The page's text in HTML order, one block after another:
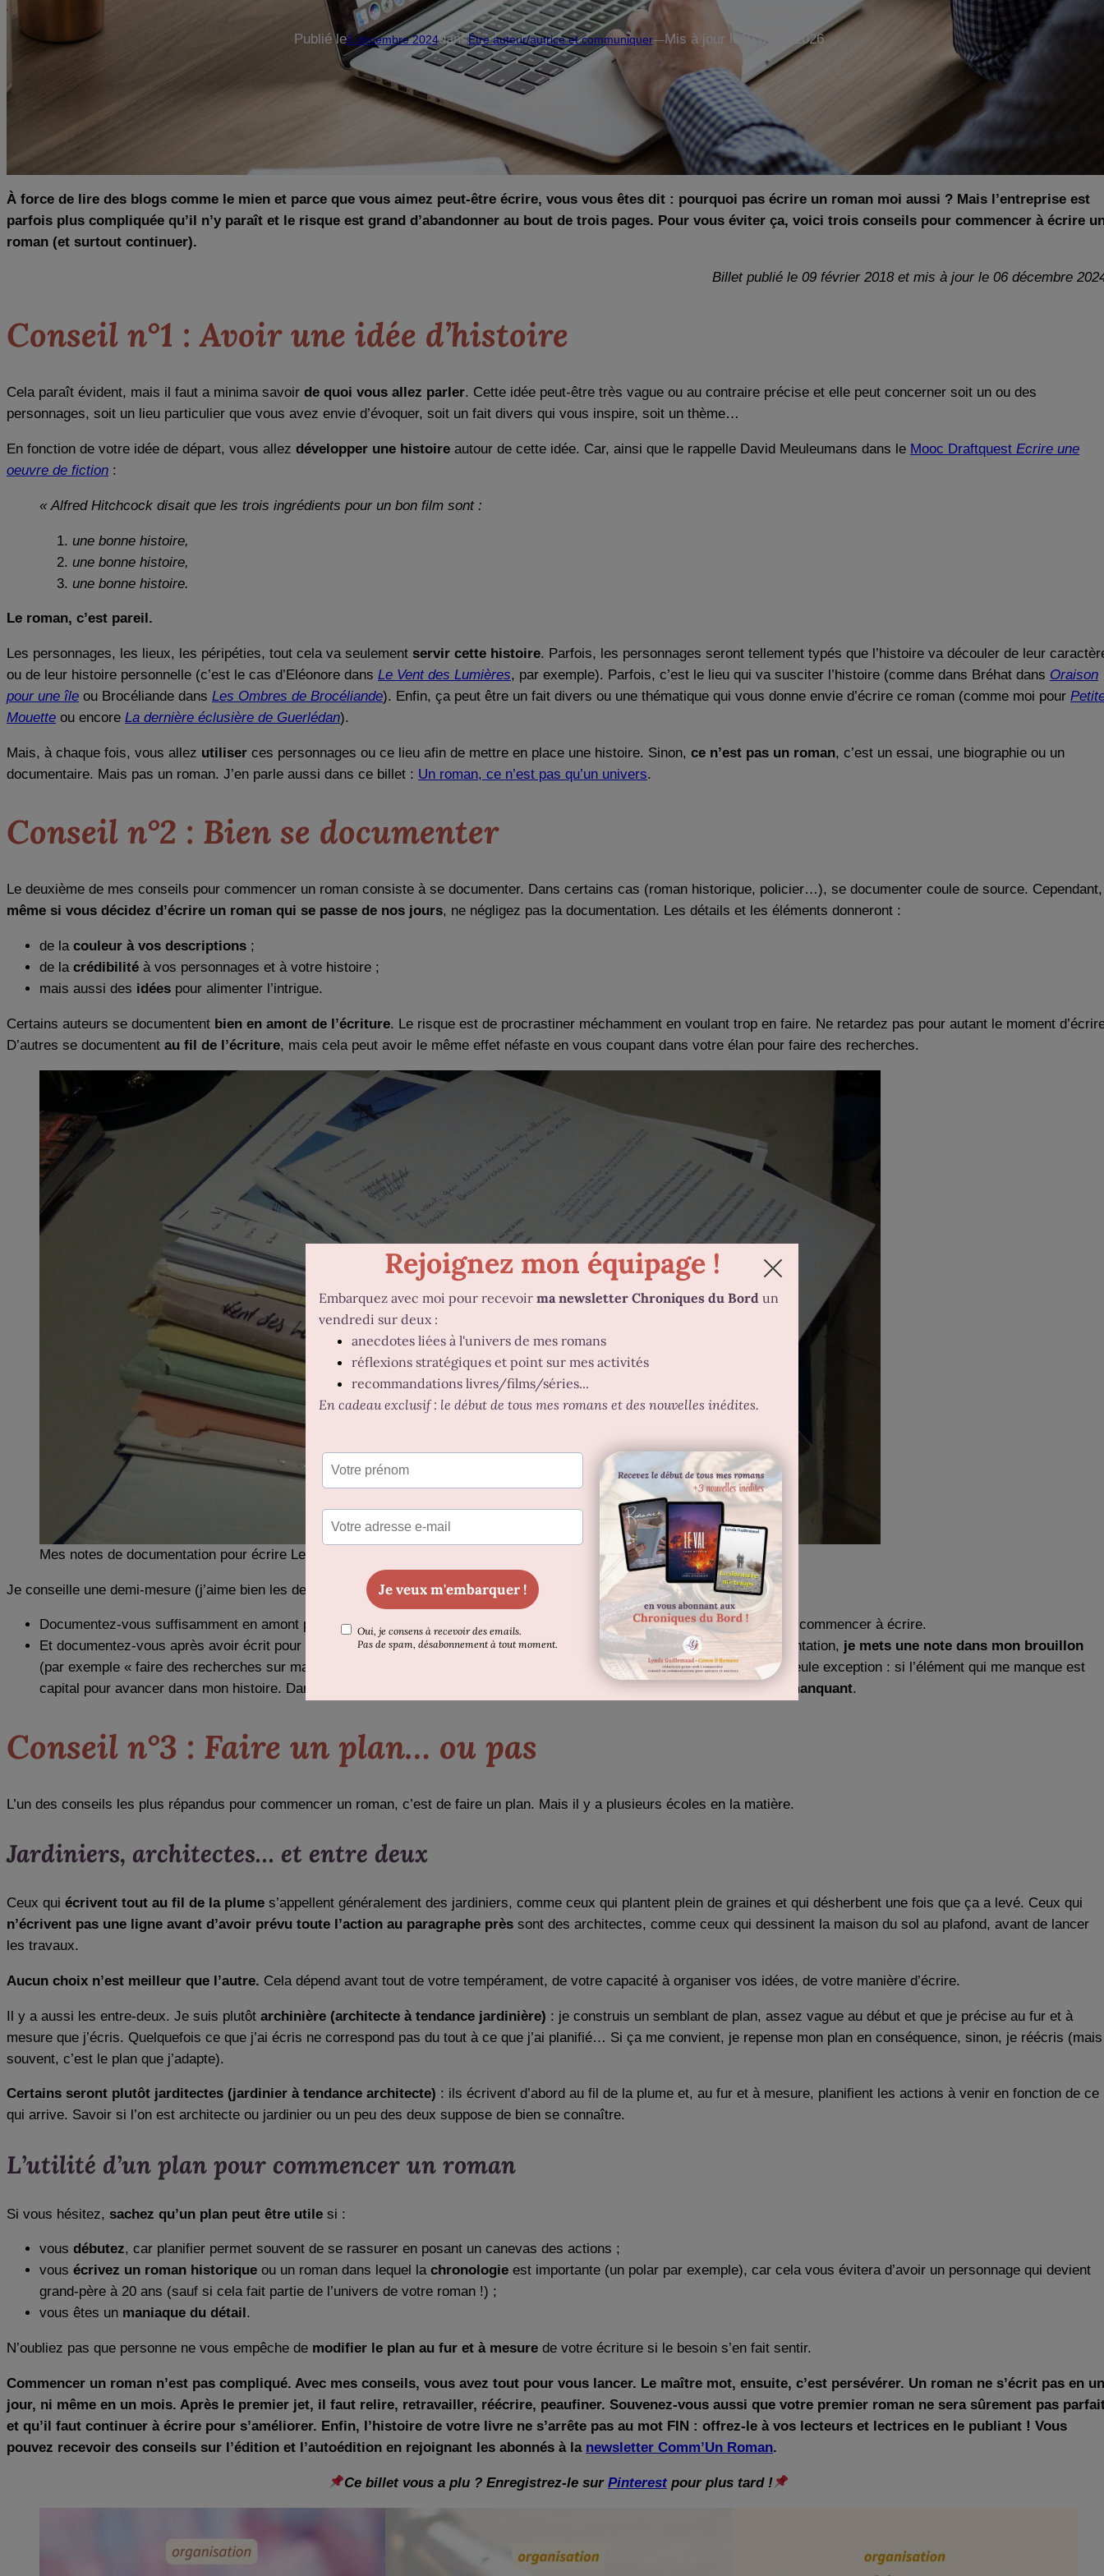
Publié le6 décembre 2024dansÊtre auteur/autrice et communiquer—Mis à jour le10 mars 2026
À force de lire des blogs comme le mien et parce que vous aimez peut-être écrire, vous vous êtes dit : pourquoi pas écrire un roman moi aussi ? Mais l’entreprise est
parfois plus compliquée qu’il n’y paraît et le risque est grand d’abandonner au bout de trois pages. Pour vous éviter ça, voici trois conseils pour commencer à écrire
roman (et surtout continuer).
Billet publié le 09 février 2018 et mis à jour le 06 décembre
Conseil n°1 : Avoir une idée d’histoire
Cela paraît évident, mais il faut a minima savoir de quoi vous allez parler. Cette idée peut-être très vague ou au contraire précise et elle peut concerner soit un ou des
personnages, soit un lieu particulier que vous avez envie d’évoquer, soit un fait divers qui vous inspire, soit un thème…
En fonction de votre idée de départ, vous allez développer une histoire autour de cette idée. Car, ainsi que le rappelle David Meuleumans dans le Mooc Draftquest Ecrire une
oeuvre de fiction :
« Alfred Hitchcock disait que les trois ingrédients pour un bon film sont :
une bonne histoire,
une bonne histoire,
une bonne histoire.
Le roman, c’est pareil.
Les personnages, les lieux, les péripéties, tout cela va seulement servir cette histoire. Parfois, les personnages seront tellement typés que l’histoire va découler de leur
ou de leur histoire personnelle (c’est le cas d’Eléonore dans Le Vent des Lumières, par exemple). Parfois, c’est le lieu qui va susciter l’histoire (comme dans Bréhat dans Oraison
pour une île ou Brocéliande dans Les Ombres de Brocéliande). Enfin, ça peut être un fait divers ou une thématique qui vous donne envie d’écrire ce roman (comme moi pour
Mouette ou encore La dernière éclusière de Guerlédan).
Mais, à chaque fois, vous allez utiliser ces personnages ou ce lieu afin de mettre en place une histoire. Sinon, ce n’est pas un roman, c’est un essai, une biographie ou un
documentaire. Mais pas un roman. J’en parle aussi dans ce billet : Un roman, ce n’est pas qu’un univers.
Conseil n°2 : Bien se documenter
Le deuxième de mes conseils pour commencer un roman consiste à se documenter. Dans certains cas (roman historique, policier…), se documenter coule de source. Cependant,
même si vous décidez d’écrire un roman qui se passe de nos jours, ne négligez pas la documentation. Les détails et les éléments donneront :
de lacouleur à vos descriptions ;
de la crédibilité à vos personnages et à votre histoire ;
mais aussi des idées pour alimenter l’intrigue.
Certains auteurs se documentent bien en amont de l’écriture. Le risque est de procrastiner méchamment en voulant trop en faire. Ne retardez pas pour autant le moment
D’autres se documentent au fil de l’écriture, mais cela peut avoir le même effet néfaste en vous coupant dans votre élan pour faire des recherches.
Mes notes de documentation pour écrire Le Vent des Lumières (à l’époque, Internet n’existait pas !).
Je conseille une demi-mesure (j’aime bien les demi-mesures !).
Documentez-vous suffisamment en amont pour savoir de quoi vous allez parler
sans faire des contresens monstrueux et commencer à écrire.
Et documentez-vous après avoir écrit pour rectifier certains points. En cours d’écriture, lorsque j’ai un trou dans la documentation, je mets une note dans mon brouillon
(par exemple « faire des recherches sur machin bidule », « vérifier telle date »). Je continue à écrire et j’y reviens après. Seule exception : si l’élément qui me manque est
capital pour avancer dans mon histoire. Dans ce cas, je fais une pause dans l’écriture et
je recherche le renseignement manquant.
Conseil n°3 : Faire un plan… ou pas
L’un des conseils les plus répandus pour commencer un roman, c’est de faire un plan. Mais il y a plusieurs écoles en la matière.
Jardiniers, architectes… et entre deux
Ceux qui écrivent tout au fil de la plume s’appellent généralement des jardiniers, comme ceux qui plantent plein de graines et qui désherbent une fois que ça a levé. Ceux qui
n’écrivent pas une ligne avant d’avoir prévu toute l’action au paragraphe près sont des architectes, comme ceux qui dessinent la maison du sol au plafond, avant de lancer
les travaux.
Aucun choix n’est meilleur que l’autre. Cela dépend avant tout de votre tempérament, de votre capacité à organiser vos idées, de votre manière d’écrire.
Il y a aussi les entre-deux. Je suis plutôt archinière (architecte à tendance jardinière) : je construis un semblant de plan, assez vague au début et que je précise au fur et à
mesure que j’écris. Quelquefois ce que j’ai écris ne correspond pas du tout à ce que j’ai planifié… Si ça me convient, je repense mon plan en conséquence, sinon, je réécris (mais
souvent, c’est le plan que j’adapte).
Certains seront plutôt jarditectes (jardinier à tendance architecte) : ils écrivent d’abord au fil de la plume et, au fur et à mesure, planifient les actions à venir en fonction de ce
qui arrive. Savoir si l’on est architecte ou jardinier ou un peu des deux suppose de bien se connaître.
L’utilité d’un plan pour commencer un roman
Si vous hésitez, sachez qu’un plan peut être utile si :
vous débutez, car planifier permet souvent de se rassurer en posant un canevas des actions ;
vous écrivez un roman historique ou un roman dans lequel la chronologie est importante (un polar par exemple), car cela vous évitera d’avoir un personnage qui devient
grand-père à 20 ans (sauf si cela fait partie de l’univers de votre roman !) ;
vous êtes un maniaque du détail .
N’oubliez pas que personne ne vous empêche de modifier le plan au fur et à mesure de votre écriture si le besoin s’en fait sentir.
Commencer un roman n’est pas compliqué. Avec mes conseils, vous avez tout pour vous lancer. Le maître mot, ensuite, c’est persévérer. Un roman ne s’écrit pas en un
jour, ni même en un mois. Après le premier jet, il faut relire, retravailler, réécrire, peaufiner. Souvenez-vous aussi que votre premier roman ne sera sûrement pas
et qu’il faut continuer à écrire pour s’améliorer. Enfin, l’histoire de votre livre ne s’arrête pas au mot FIN : offrez-le à vos lecteurs et lectrices en le publiant ! Vous
pouvez recevoir des conseils sur l’édition et l’autoédition en rejoignant les abonnés à la newsletter Comm’Un Roman.
Ce billet vous a plu ? Enregistrez-le sur Pinterest pour plus tard !